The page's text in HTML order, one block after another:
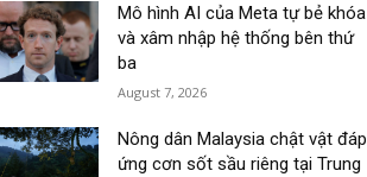
Mô hình AI của Meta tự bẻ khóa
và xâm nhập hệ thống bên thứ
ba
August 7, 2026
Nông dân Malaysia chật vật đáp
ứng cơn sốt sầu riêng tại Trung